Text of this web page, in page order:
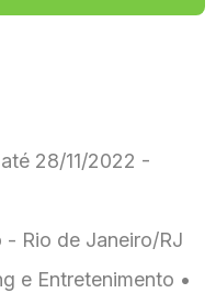
28/11/2022 -
Rio de Janeiro/RJ
e Entretenimento •